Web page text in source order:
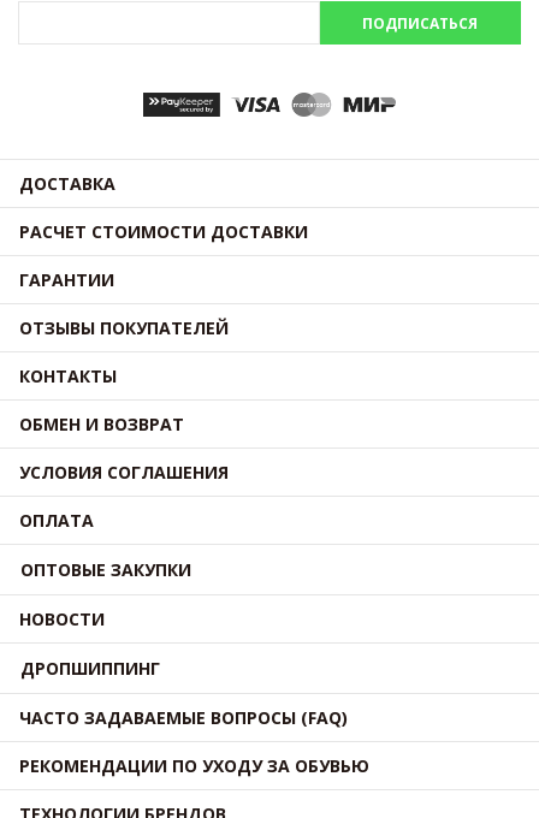
ПОДПИСАТЬСЯ
ДОСТАВКА
РАСЧЕТ СТОИМОСТИ ДОСТАВКИ
ГАРАНТИИ
ОТЗЫВЫ ПОКУПАТЕЛЕЙ
КОНТАКТЫ
ОБМЕН И ВОЗВРАТ
УСЛОВИЯ СОГЛАШЕНИЯ
ОПЛАТА
ОПТОВЫЕ ЗАКУПКИ
НОВОСТИ
ДРОПШИППИНГ
ЧАСТО ЗАДАВАЕМЫЕ ВОПРОСЫ (FAQ)
РЕКОМЕНДАЦИИ ПО УХОДУ ЗА ОБУВЬЮ